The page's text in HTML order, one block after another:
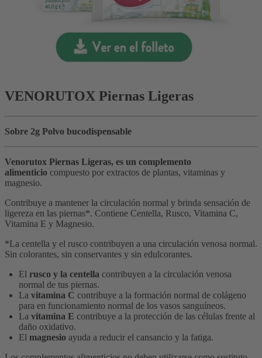
VENORUTOX Piernas Ligeras
Sobre 2g Polvo bucodispensable
Venorutox Piernas Ligeras, es un complemento
alimenticio compuesto por extractos de plantas, vitaminas y
magnesio.
Contribuye a mantener la circulación normal y brinda sensación de
ligereza en las piernas*. Contiene Centella, Rusco, Vitamina C,
Vitamina E y Magnesio.
*La centella y el rusco contribuyen a una circulación venosa normal.
Sin colorantes, sin conservantes y sin edulcorantes.
El rusco y la centella contribuyen a la circulación venosa
normal de tus piernas.
La vitamina C contribuye a la formación normal de colágeno
para en funcionamiento normal de los vasos sanguíneos.
La vitamina E contribuye a la protección de las células frente al
daño oxidativo.
El magnesio ayuda a reducir el cansancio y la fatiga.